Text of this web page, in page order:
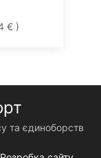
€ )
та єдиноборств